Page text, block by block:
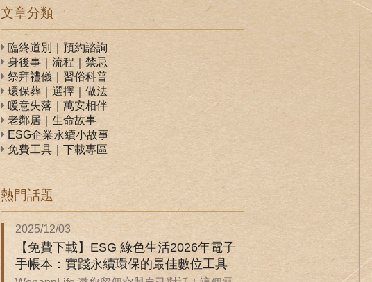
文章分類
臨終道別｜預約諮詢
身後事｜流程｜禁忌
祭拜禮儀｜習俗科普
環保葬｜選擇｜做法
暖意失落｜萬安相伴
老鄰居｜生命故事
ESG企業永續小故事
免費工具｜下載專區
熱門話題
2025/12/03
【免費下載】ESG 綠色生活2026年電子
手帳本：實踐永續環保的最佳數位工具